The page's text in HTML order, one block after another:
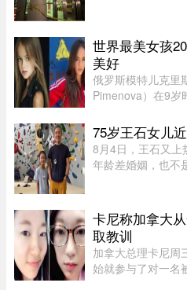
多名乘客。蒙特利
世界最美女孩
美好
俄罗斯模特儿克里
Pimenova）在9岁
时尚圈。然而，爆
摄风格被质疑将未
75岁王石女儿
8月4日，王石又上
年龄差婚姻，也不
都穿着攀岩装备，
卡尼称加拿大
取教训
加拿大总理卡尼周
始就参与了对一名